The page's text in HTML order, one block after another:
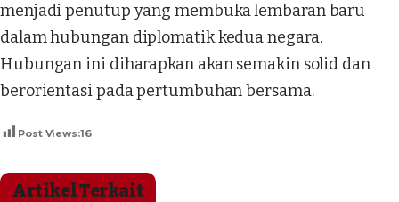
menjadi penutup yang membuka lembaran baru
dalam hubungan diplomatik kedua negara.
Hubungan ini diharapkan akan semakin solid dan
berorientasi pada pertumbuhan bersama.
Post Views:16
Artikel Terkait